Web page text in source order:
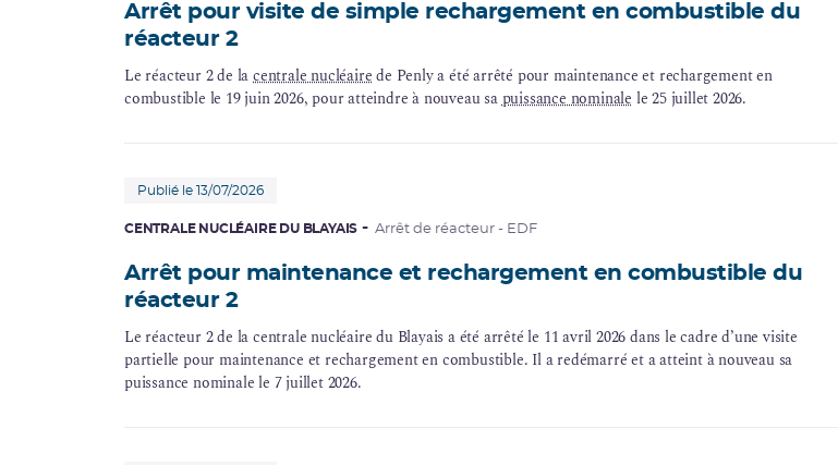
Arrêt pour visite de simple rechargement en combustible du
réacteur 2
Le réacteur 2 de lacentrale nucléairede Penly a été arrêté pour maintenance et rechargement en
combustible le 19 juin 2026, pour atteindre à nouveau sapuissance nominale le 25 juillet 2026.
Publié le 13/07/2026
CENTRALE NUCLÉAIRE DU BLAYAIS Arrêt de réacteur - EDF
Arrêt pour maintenance et rechargement en combustible du
réacteur 2
Le réacteur 2 de la centrale nucléaire du Blayais a été arrêté le 11 avril 2026 dans le cadre d’une visite
partielle pour maintenance et rechargement en combustible. Il a redémarré et a atteint à nouveau sa
puissance nominale le 7 juillet 2026.